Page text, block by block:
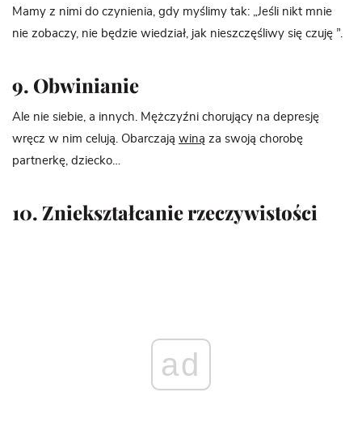
Mamy z nimi do czynienia, gdy myślimy tak: „Jeśli nikt mnie
nie zobaczy, nie będzie wiedział, jak nieszczęśliwy się czuję ”.
9. Obwinianie
Ale nie siebie, a innych. Mężczyźni chorujący na depresję
wręcz w nim celują. Obarczają winą za swoją chorobę
partnerkę, dziecko…
10. Zniekształcanie rzeczywistości
ad